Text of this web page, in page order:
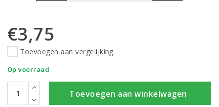
€3,75
Toevoegen aan vergelijking
Op voorraad
Toevoegen aan winkelwagen